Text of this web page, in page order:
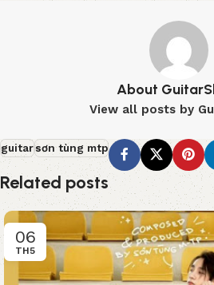
About
View all posts by
guitarsơn tùng mtp
Related posts
06
TH5